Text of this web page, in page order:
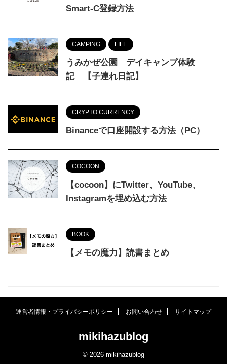
Smart-C登録方法
CAMPING LIFE
うみかぜ公園 デイキャンプ体験
記 【子連れ日記】
CRYPTO CURRENCY
Binanceで口座開設する方法（PC）
COCOON
【cocoon】にTwitter、YouTube、
Instagramを埋め込む方法
BOOK
【メモの魔力】読書まとめ
運営者情報・プライバシーポリシー お問い合わせ サイトマップ
mikihazublog
© 2026 mikihazublog